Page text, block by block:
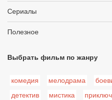
Сериалы
Полезное
Выбрать фильм по жанру
комедия мелодрама
детектив
мистика